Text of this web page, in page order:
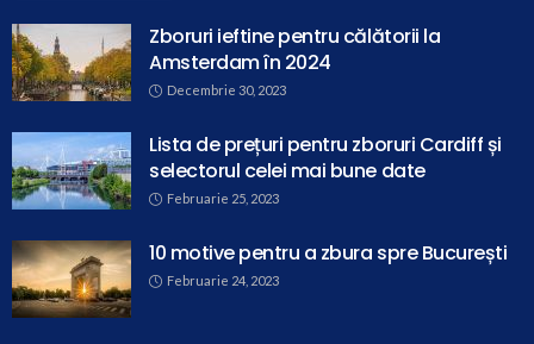
Zboruri ieftine pentru călătorii la
Amsterdam în 2024
Decembrie 30, 2023
Lista de prețuri pentru zboruri Cardiff și
selectorul celei mai bune date
Februarie 25, 2023
10 motive pentru a zbura spre București
Februarie 24, 2023